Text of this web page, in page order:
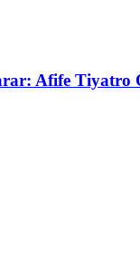
Afife Tiyatro